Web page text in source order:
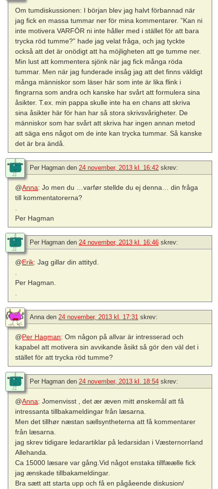
Om tumdiskussionen: I början blev jag halvt förbannad när
jag fick en massa tummar ner för mina kommentarer. ”Kan ni
inte motivera VARFÖR ni inte håller med i stället för att bara
trycka röd tumme?” hade jag velat fråga, och jag tyckte
också att det är onödigt att ha möjligheten att ge tumme ner.
Min lust att kommentera sjönk när jag fick många röda
tummar. Men när jag funderade insåg jag att det finns väldigt
många människor som läser här som inte är lika flink i
fingrarna som andra och kanske har svårt att formulera sina
åsikter. T.ex. min pappa skulle inte ha en chans att skriva
sina åsikter här för han har så stora skrivsvårigheter. De
människor som har svårt att skriva har ingen annan metod
att säga ens något om de inte kan trycka tummar. Så kanske
det är bra ändå.
Per Hagman den 24 november, 2013 kl. 16:42 skrev:
@Anna: Jo men du …varfør stellde du ej denna… din fråga
till kommentatorerna?
Per Hagman
Per Hagman den 24 november, 2013 kl. 16:46 skrev:
@Erik: Jag gillar din attityd.
Per Hagman.
Annaden 24 november, 2013 kl. 17:31 skrev:
@Per Hagman: Om någon på allvar är intresserad och
kapabel att motivera sin avvikande åsikt så gör den väl det i
stället för att trycka röd tumme?
Per Hagman den 24 november, 2013 kl. 18:54 skrev:
@Anna: Jomenvisst , det ær æven mitt ønskemål att få
intressanta tillbakameldingar från læsarna.
Men det tillhør næstan sællsyntheterna att få kommentarer
från læsarna.
jag skrev tidigare ledarartiklar på ledarsidan i Væsternorrland
Allehanda.
Ca 15000 læsare var gång.Vid något enstaka tillfæælle fick
jag ænskade tillbakameldingar.
Bra sætt att starta upp och få en pågåeende diskusion/